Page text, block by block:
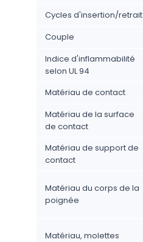
Cycles d'insertion/retrait
Couple
Indice d'inflammabilité
selon UL 94
Matériau de contact
Matériau de la surface
de contact
Matériau de support de
contact
Matériau du corps de la
poignée
Matériau, molettes